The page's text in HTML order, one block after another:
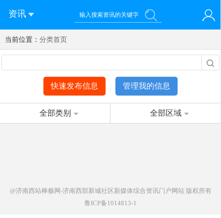
资讯
您好！欢迎来到济南西站棒极网-济南西部新城社区新媒体综
合资讯门户网站
登录 注册 微信快速登录
当前位置： 分类首页
快速发布信息 管理我的信息
全部类别 全部区域
@济南西站棒极网-济南西部新城社区新媒体综合资讯门户网站版权所有
鲁ICP备1014813-1